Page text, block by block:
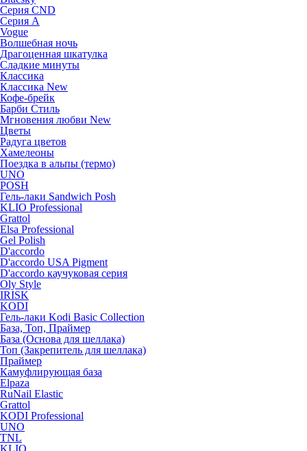
Серия CND
Серия А
Vogue
Волшебная ночь
Драгоценная шкатулка
Сладкие минуты
Классика
Классика New
Кофе-брейк
Барби Стиль
Мгновения любви New
Цветы
Радуга цветов
Хамелеоны
Поездка в альпы (термо)
UNO
POSH
Гель-лаки Sandwich Posh
KLIO Professional
Grattol
Elsa Professional
Gel Polish
D'accordo
D'accordo USA Pigment
D'accordo каучуковая серия
Oly Style
IRISK
KODI
Гель-лаки Kodi Basic Collection
База, Топ, Праймер
База (Основа для шеллака)
Топ (Закрепитель для шеллака)
Праймер
Камуфлирующая база
Elpaza
RuNail Elastic
Grattol
KODI Professional
UNO
TNL
KLIO